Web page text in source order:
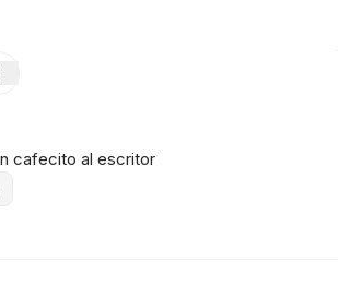
cafecito al escritor